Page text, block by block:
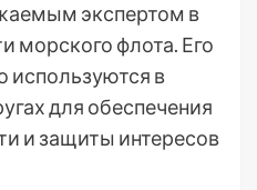
экспертом в
морского флота. Его
используются в
для обеспечения
и защиты интересов